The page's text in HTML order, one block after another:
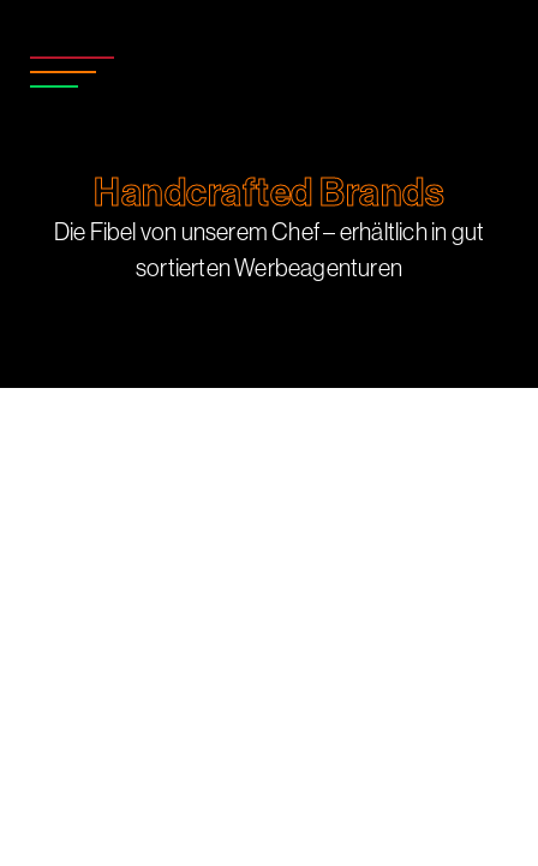
Handcrafted Brands
Die Fibel von unserem Chef – erhältlich in gut
sortierten Werbeagenturen